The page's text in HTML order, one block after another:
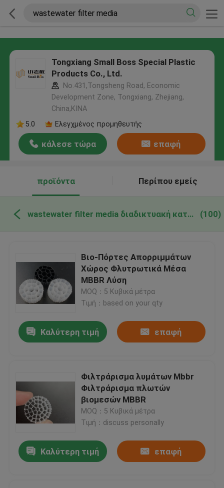
Tongxiang Small Boss Special Plastic
Products Co., Ltd.
No.431,Tongsheng Road, Economic
Development Zone, Tongxiang, Zhejiang,
China,ΚΙΝΑ
5.0
Ελεγχμένος προμηθευτής
κάλεσε τώρα επαφή
προϊόντα Περίπου εμείς
wastewater filter media διαδικτυακή κατασκευή (100)
Βιο-Πόρτες Απορριμμάτων
Χώρος Φλυτρωτικά Μέσα
MBBR Λύση
MOQ：5 Κυβικά μέτρα
Τιμή：based on your qty
Καλύτερη τιμή επαφή
Φιλτράρισμα λυμάτων Mbbr
Φιλτράρισμα πλωτών
βιομεσών MBBR
MOQ：5 Κυβικά μέτρα
Τιμή：discuss personally
Καλύτερη τιμή επαφή